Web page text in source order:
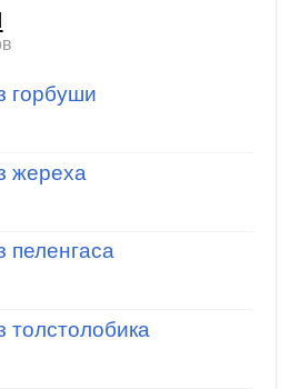
горбуши
жереха
пеленгаса
толстолобика